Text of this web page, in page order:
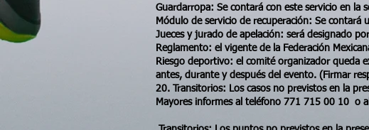
Guardarropa: Se contará con este servicio en la
Módulo de servicio de recuperación: Se contará
Jueces y jurado de apelación: será designado
Reglamento: el vigente de la Federación
Riesgo deportivo: el comité organizador queda
antes, durante y después del evento. (Firmar
20. Transitorios: Los casos no previstos en la
Mayores informes al teléfono 771 715 00 10 o